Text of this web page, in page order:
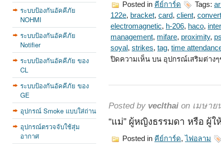
ระบบป้องกันอัคคีภัย
NOHMI
ระบบป้องกันอัคคีภัย
Notifier
ระบบป้องกันอัคคีภัย ของ
CL
ระบบป้องกันอัคคีภัย ของ
GE
อุปกรณ์ Smoke แบบใส่ถ่าน
อุปกรณ์ตรวจจับใช้สุ่ม
อากาศ
Posted in คีย์การ์ด Tags:
122e, bracket, card, client,
electromagnetic, h-206, haco,
management, mifare, proximity,
soyal , strikes, tag, time
ปิดความเห็น บน อุปกรณ์เสริมต่าง
Posted by veclthai on เมษาย
“แม่” ผู้หญิงธรรมดา หรือ ผู้
Posted in คีย์การ์ด, ไฟอลาม